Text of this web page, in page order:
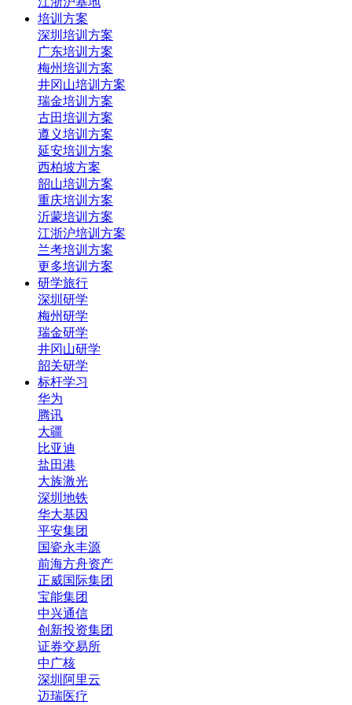
培训方案
深圳培训方案
广东培训方案
梅州培训方案
井冈山培训方案
瑞金培训方案
古田培训方案
遵义培训方案
延安培训方案
西柏坡方案
韶山培训方案
重庆培训方案
沂蒙培训方案
江浙沪培训方案
兰考培训方案
更多培训方案
研学旅行
深圳研学
梅州研学
瑞金研学
井冈山研学
韶关研学
标杆学习
华为
腾讯
大疆
比亚迪
盐田港
大族激光
深圳地铁
华大基因
平安集团
国瓷永丰源
前海方舟资产
正威国际集团
宝能集团
中兴通信
创新投资集团
证券交易所
中广核
深圳阿里云
迈瑞医疗